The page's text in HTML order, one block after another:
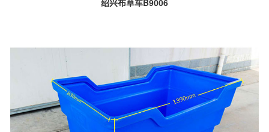
绍兴布草车B9006